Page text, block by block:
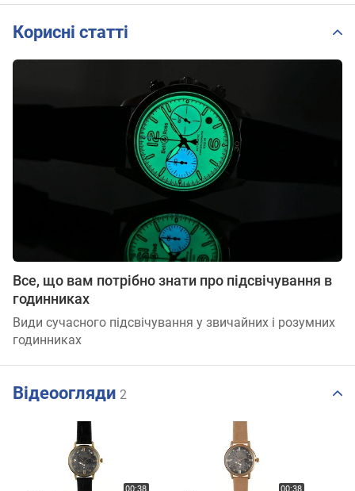
Корисні статті
Все, що вам потрібно знати про підсвічування в
годинниках
Види сучасного підсвічування у звичайних і розумних
годинниках
Відеоогляди 2